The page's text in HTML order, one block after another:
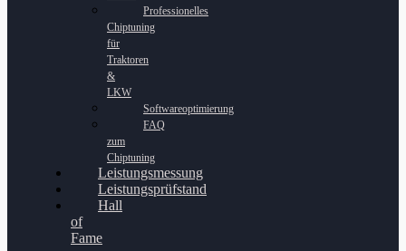
Professionelles
Chiptuning
für
Traktoren
&
LKW
Softwareoptimierung
FAQ
zum
Chiptuning
Leistungsmessung
Leistungsprüfstand
Hall
of
Fame